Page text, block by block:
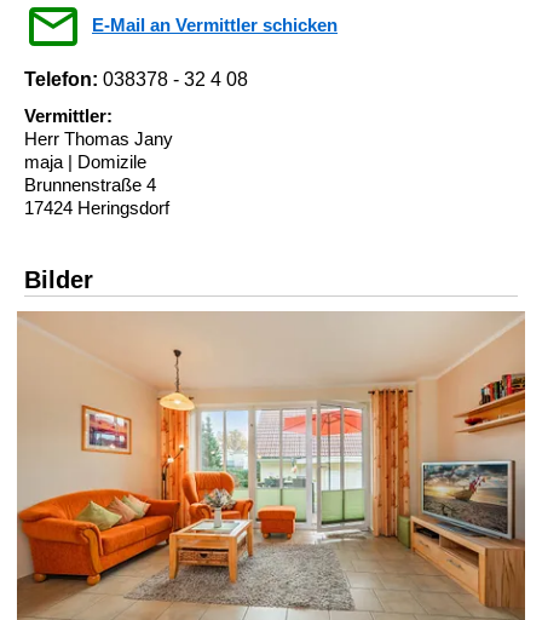
E-Mail an Vermittler schicken
Telefon: 038378 - 32 4 08
Vermittler:
Herr Thomas Jany
maja | Domizile
Brunnenstraße 4
17424 Heringsdorf
Bilder